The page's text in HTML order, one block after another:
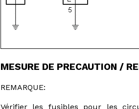
MESURE DE PRECAUTION /
REMARQUE:
Vérifier les fusibles pour les